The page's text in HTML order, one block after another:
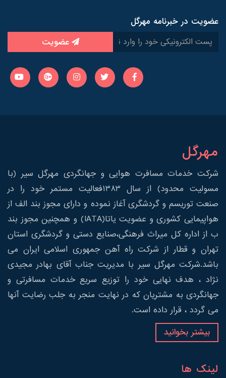
عضویت در خبرنامه مهرگل
عضویت
مهرگل
شرکت خدمات مسافرت هوایی و جهانگردی مهرگل سیر (با
مسولیت محدود) از سال 1383فعالیت مستمر خود را در
صنعت توریسم و گردشگری آغاز نموده و دارای مجوز بند الف از
هواپیمایی کشوری و عضویت یاتا(IATA) و همچنین مجوز بند
ب از اداره کل میراث فرهنگی،صنایع دستی و گردشگری استان
تهران و قطار از شرکت راه آهن جمهوری اسلامی ایران می
باشد.شرکت مهرگل سیر با مدیریت جناب آقای بهادر مجیدی
نژاد ، هدف نهایی خود را توزیع سریع خدمات مسافرتی و
جهانگردی به مشتریان که در نهایت منجر به جلب رضایت آنها
می گردد ، قرار داده است.
بیشتر بخوانید
لینک ها